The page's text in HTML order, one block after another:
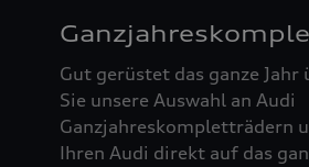
Gut gerüstet das ganze Jahr
Sie unsere Auswahl an Audi
Ganzjahreskompletträdern
Ihren Audi direkt auf das